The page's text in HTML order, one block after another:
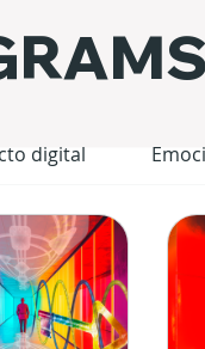
digital